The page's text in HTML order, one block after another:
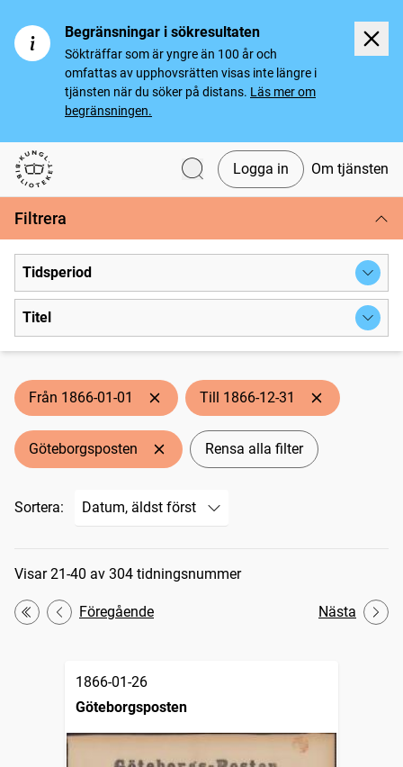
Begränsningar i sökresultaten
Sökträffar som är yngre än 100 år och
omfattas av upphovsrätten visas inte längre i
tjänsten när du söker på distans. Läs mer om
begränsningen.
Svenska tidningar
Logga in Om tjänsten
Filtrera
Tidsperiod
Titel
Från 1866-01-01 Till 1866-12-31
Göteborgsposten Rensa alla filter
Sortera:
Sökresultat
Visar 21-40 av 304 tidningsnummer
Första
Föregående Nästa
1866-01-26
Göteborgsposten